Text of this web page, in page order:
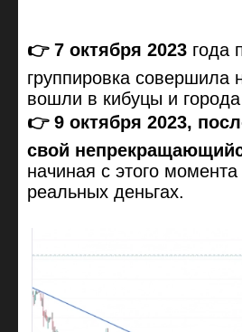
👉 7 октября 2023 года
группировка совершила
вошли в кибуцы и
👉 9 октября 2023,
свой
начиная с этого
реальных деньгах.